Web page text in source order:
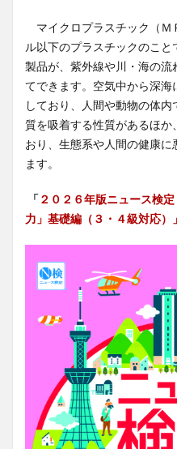
マイクロプラスチック（Ｍ
ル以下のプラスチックのこ
製品が、紫外線や川・海の流
てできます。空気中から深
しており、人間や動物の体
質を吸着する性質があるほ
おり、生態系や人間の健康
ます。
「２０２６年版ニュース検
力」基礎編（３・４級対応）